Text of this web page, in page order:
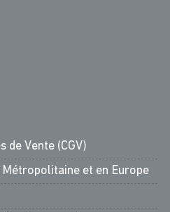
de Vente (CGV)
et en Europe